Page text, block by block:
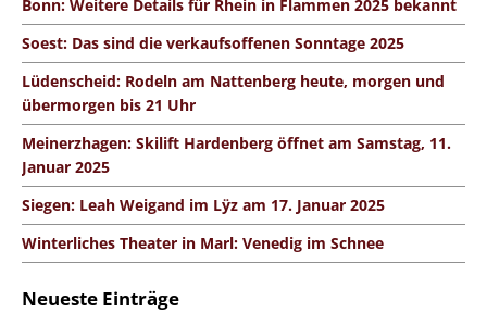
Bonn: Weitere Details für Rhein in Flammen 2025 bekannt
Soest: Das sind die verkaufsoffenen Sonntage 2025
Lüdenscheid: Rodeln am Nattenberg heute, morgen und
übermorgen bis 21 Uhr
Meinerzhagen: Skilift Hardenberg öffnet am Samstag, 11.
Januar 2025
Siegen: Leah Weigand im Lÿz am 17. Januar 2025
Winterliches Theater in Marl: Venedig im Schnee
Neueste Einträge